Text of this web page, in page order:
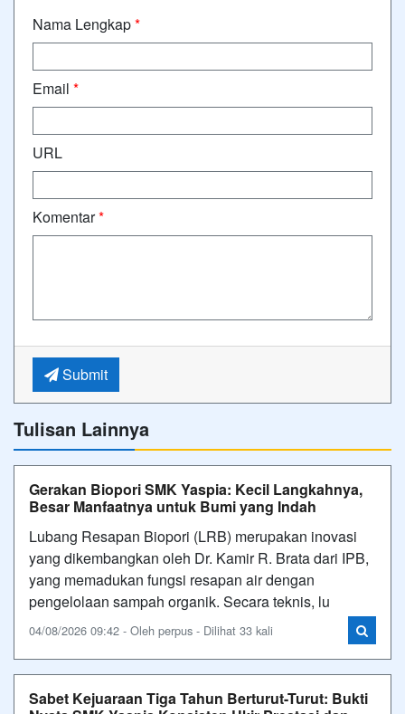
Nama Lengkap*
Email *
URL
Komentar*
Submit
Tulisan Lainnya
Gerakan Biopori SMK Yaspia: Kecil Langkahnya,
Besar Manfaatnya untuk Bumi yang Indah
Lubang Resapan Biopori (LRB) merupakan inovasi
yang dikembangkan oleh Dr. Kamir R. Brata dari IPB,
yang memadukan fungsi resapan air dengan
pengelolaan sampah organik. Secara teknis, lu
04/08/2026 09:42 - Oleh perpus - Dilihat 33 kali
Sabet Kejuaraan Tiga Tahun Berturut-Turut: Bukti